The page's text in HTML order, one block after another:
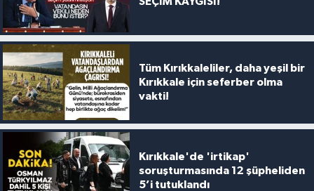
Tüm Kırıkkaleliler, daha yeşil bir
Kırıkkale için seferber olma
vakti!
Kırıkkale'de 'irtikap'
soruşturmasında 12 şüpheliden
5’i tutuklandı